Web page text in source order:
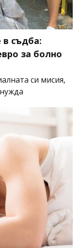
в съдба:
за болно
си мисия,